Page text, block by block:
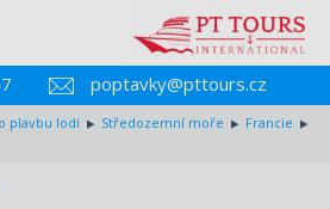
poptavky@pttours.cz
plavbu lodí Středozemní moře
Francie